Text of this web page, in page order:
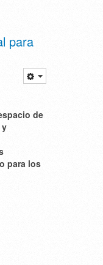
para
de
y
para los